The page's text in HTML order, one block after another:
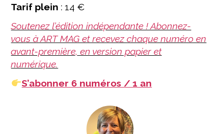
Tarif plein : 14 €
Soutenez l’édition indépendante ! Abonnez-
vous à ART MAG et recevez chaque numéro en
avant-première, en version papier et
numérique.
S’abonner 6 numéros / 1 an